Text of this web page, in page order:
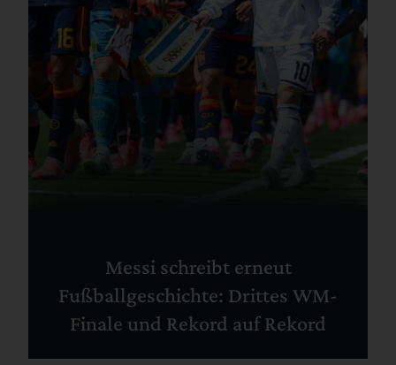
Messi schreibt erneut
Fußballgeschichte: Drittes WM-
Finale und Rekord auf Rekord